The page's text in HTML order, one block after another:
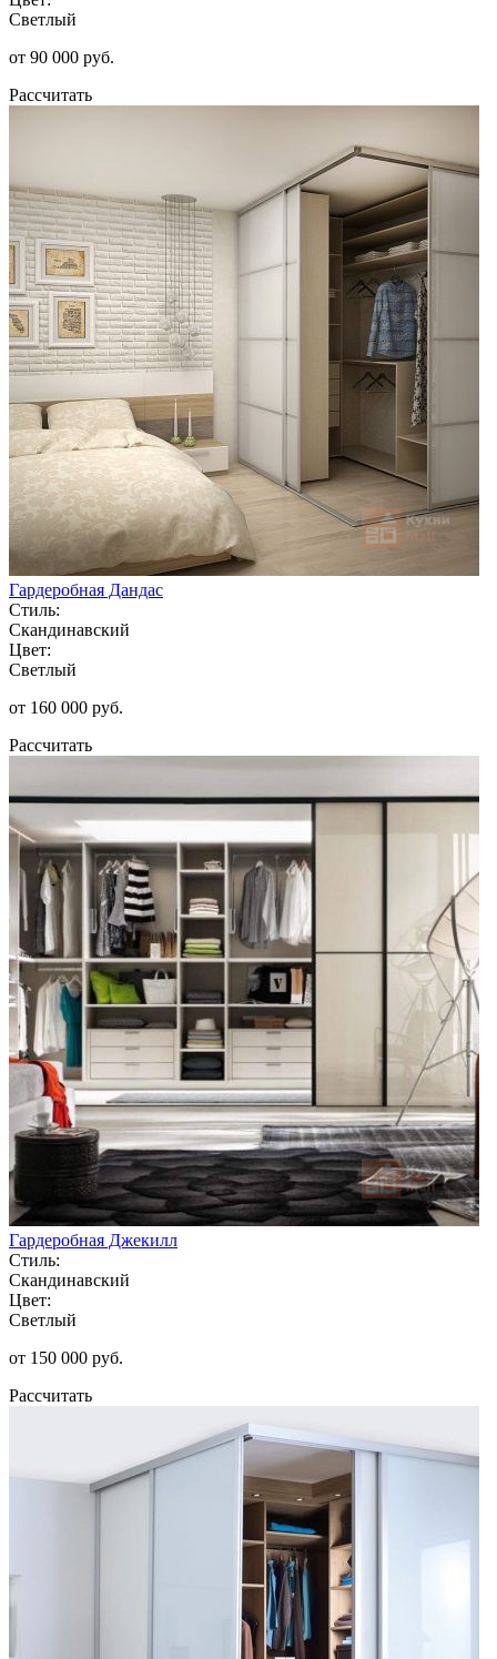
Светлый
от 90 000 руб.
Рассчитать
Гардеробная Дандас
Стиль:
Скандинавский
Цвет:
Светлый
от 160 000 руб.
Рассчитать
Гардеробная Джекилл
Стиль:
Скандинавский
Цвет:
Светлый
от 150 000 руб.
Рассчитать